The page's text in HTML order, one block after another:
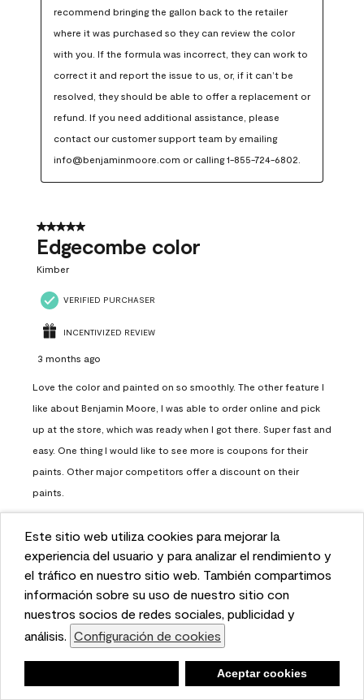
This website uses cookies to enhance user experience
and to analyze performance and traffic on our website.
We also share information about your use of our site
with our social media, advertising, and analytics
partners. Cookie Settings
Accept Cookies
Este sitio web utiliza cookies para mejorar la
experiencia del usuario y para analizar el rendimiento y
el tráfico en nuestro sitio web. También compartimos
información sobre su uso de nuestro sitio con
nuestros socios de redes sociales, publicidad y
análisis. Configuración de cookies
Aceptar cookies
recommend bringing the gallon back to the retailer
where it was purchased so they can review the color
with you. If the formula was incorrect, they can work to
correct it and report the issue to us, or, if it can’t be
resolved, they should be able to offer a replacement or
refund. If you need additional assistance, please
contact our customer support team by emailing
info@benjaminmoore.com or calling 1-855-724-6802.
5 out of 5 stars.
Edgecombe color
Kimber
VERIFIED PURCHASER
INCENTIVIZED REVIEW
3 months ago
Love the color and painted on so smoothly. The other feature I
like about Benjamin Moore, I was able to order online and pick
up at the store, which was ready when I got there. Super fast and
easy. One thing I would like to see more is coupons for their
paints. Other major competitors offer a discount on their
paints.
Load More
No questions have been asked about this product.
Questions